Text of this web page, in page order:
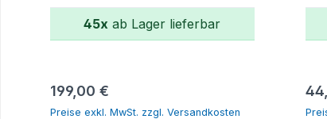
45x ab Lager lieferbar
Regulärer Preis:
199,00 €
Preise exkl. MwSt. zzgl. Versandkosten
In den Warenkorb